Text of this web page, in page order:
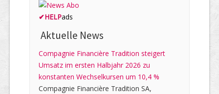
✔HELPads
Aktuelle News
Compagnie Financière Tradition steigert
Umsatz im ersten Halbjahr 2026 zu
konstanten Wechselkursen um 10,4 %
Compagnie Financière Tradition SA,